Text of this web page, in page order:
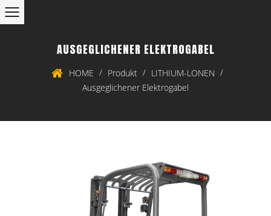
AUSGEGLICHENER ELEKTROGABEL
HOME / Produkt / LITHIUM-LONEN /
Ausgeglichener Elektrogabel